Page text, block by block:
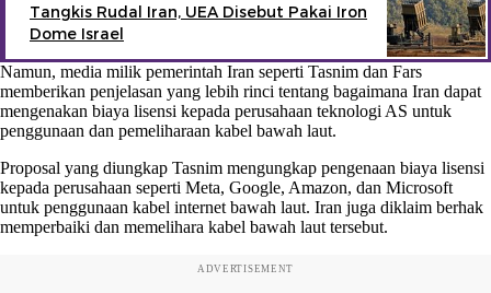
Tangkis Rudal Iran, UEA Disebut Pakai Iron
Dome Israel
Namun, media milik pemerintah Iran seperti Tasnim dan Fars
memberikan penjelasan yang lebih rinci tentang bagaimana Iran dapat
mengenakan biaya lisensi kepada perusahaan teknologi AS untuk
penggunaan dan pemeliharaan kabel bawah laut.
Proposal yang diungkap Tasnim mengungkap pengenaan biaya lisensi
kepada perusahaan seperti Meta, Google, Amazon, dan Microsoft
untuk penggunaan kabel internet bawah laut. Iran juga diklaim berhak
memperbaiki dan memelihara kabel bawah laut tersebut.
ADVERTISEMENT